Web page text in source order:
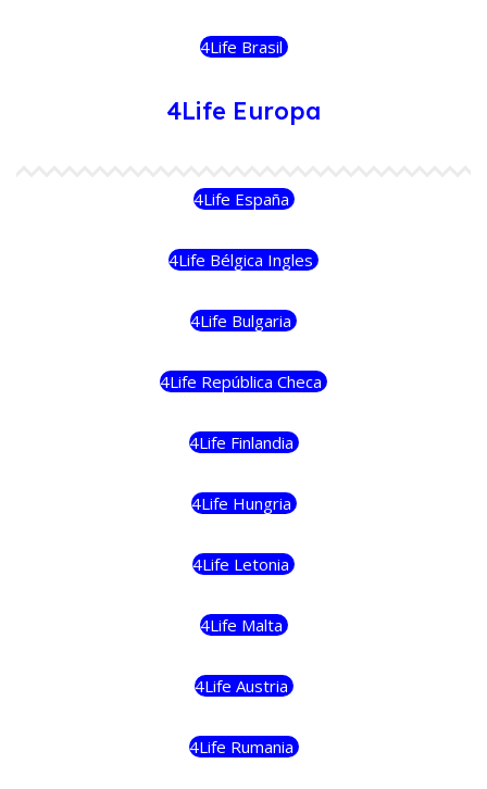
4Life Brasil
4Life Europa
4Life España
4Life Bélgica Ingles
4Life Bulgaria
4Life República Checa
4Life Finlandia
4Life Hungria
4Life Letonia
4Life Malta
4Life Austria
4Life Rumania